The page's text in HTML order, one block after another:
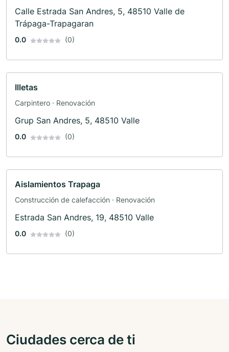
Calle Estrada San Andres, 5, 48510 Valle de
Trápaga-Trapagaran
0.0 (0)
Illetas
Carpintero · Renovación
Grup San Andres, 5, 48510 Valle
0.0 (0)
Aislamientos Trapaga
Construcción de calefacción · Renovación
Estrada San Andres, 19, 48510 Valle
0.0 (0)
Ciudades cerca de ti